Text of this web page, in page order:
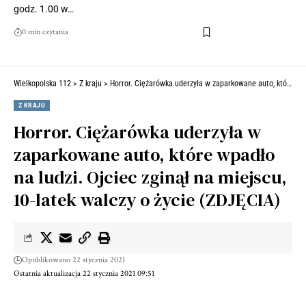
godz. 1.00 w…
0 min czytania
Wielkopolska 112 > Z kraju > Horror. Ciężarówka uderzyła w zaparkowane auto, które wpadło na ludzi. Ojciec zginął na miejscu, 10-latek walczy o życie (ZDJĘCIA)
Z KRAJU
Horror. Ciężarówka uderzyła w
zaparkowane auto, które wpadło
na ludzi. Ojciec zginął na miejscu,
10-latek walczy o życie (ZDJĘCIA)
Ostatnia aktualizacja 22 stycznia 2021 09:51
Opublikowano 22 stycznia 2021